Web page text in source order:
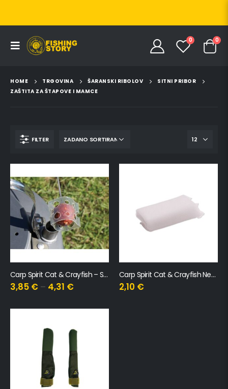
0 0
HOME TRGOVINA ŠARANSKI RIBOLOV
SITNI PRIBOR
ZAŠTITA ZA ŠTAPOVE I MAMCE
FILTER
Carp Spirit Cat & Crayfish – Shrink Wrap Boilie Guard
3,85 € – 4,31 €
Carp Spirit Cat & Crayfish Net Protector
2,10 €